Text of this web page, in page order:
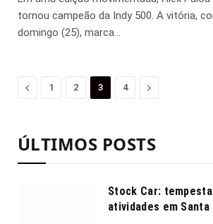
tornou campeão da Indy 500. A vitória,
domingo (25), marca…
Anterior
1 2 3 4 Proximo
ÚLTIMOS POSTS
Stock Car:
atividades em Santa